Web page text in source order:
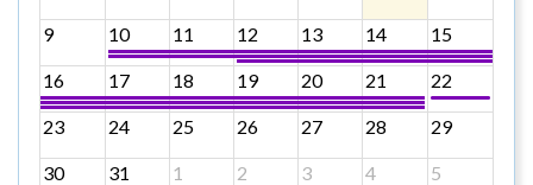
9 10 11 12 13 14 15
16 17 18 19 20 21 22
23 24 25 26 27 28 29
30 31 1 2 3 4 5